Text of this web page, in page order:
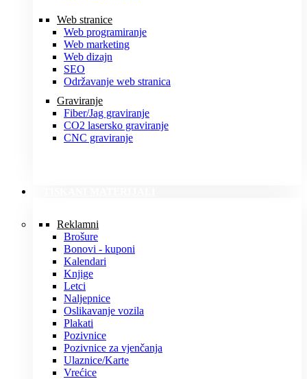
Web stranice
Web programiranje
Web marketing
Web dizajn
SEO
Održavanje web stranica
Graviranje
Fiber/Jag graviranje
CO2 lasersko graviranje
CNC graviranje
Reklamni
Brošure
Bonovi - kuponi
Kalendari
Knjige
Letci
Naljepnice
Oslikavanje vozila
Plakati
Pozivnice
Pozivnice za vjenčanja
Ulaznice/Karte
Vrećice